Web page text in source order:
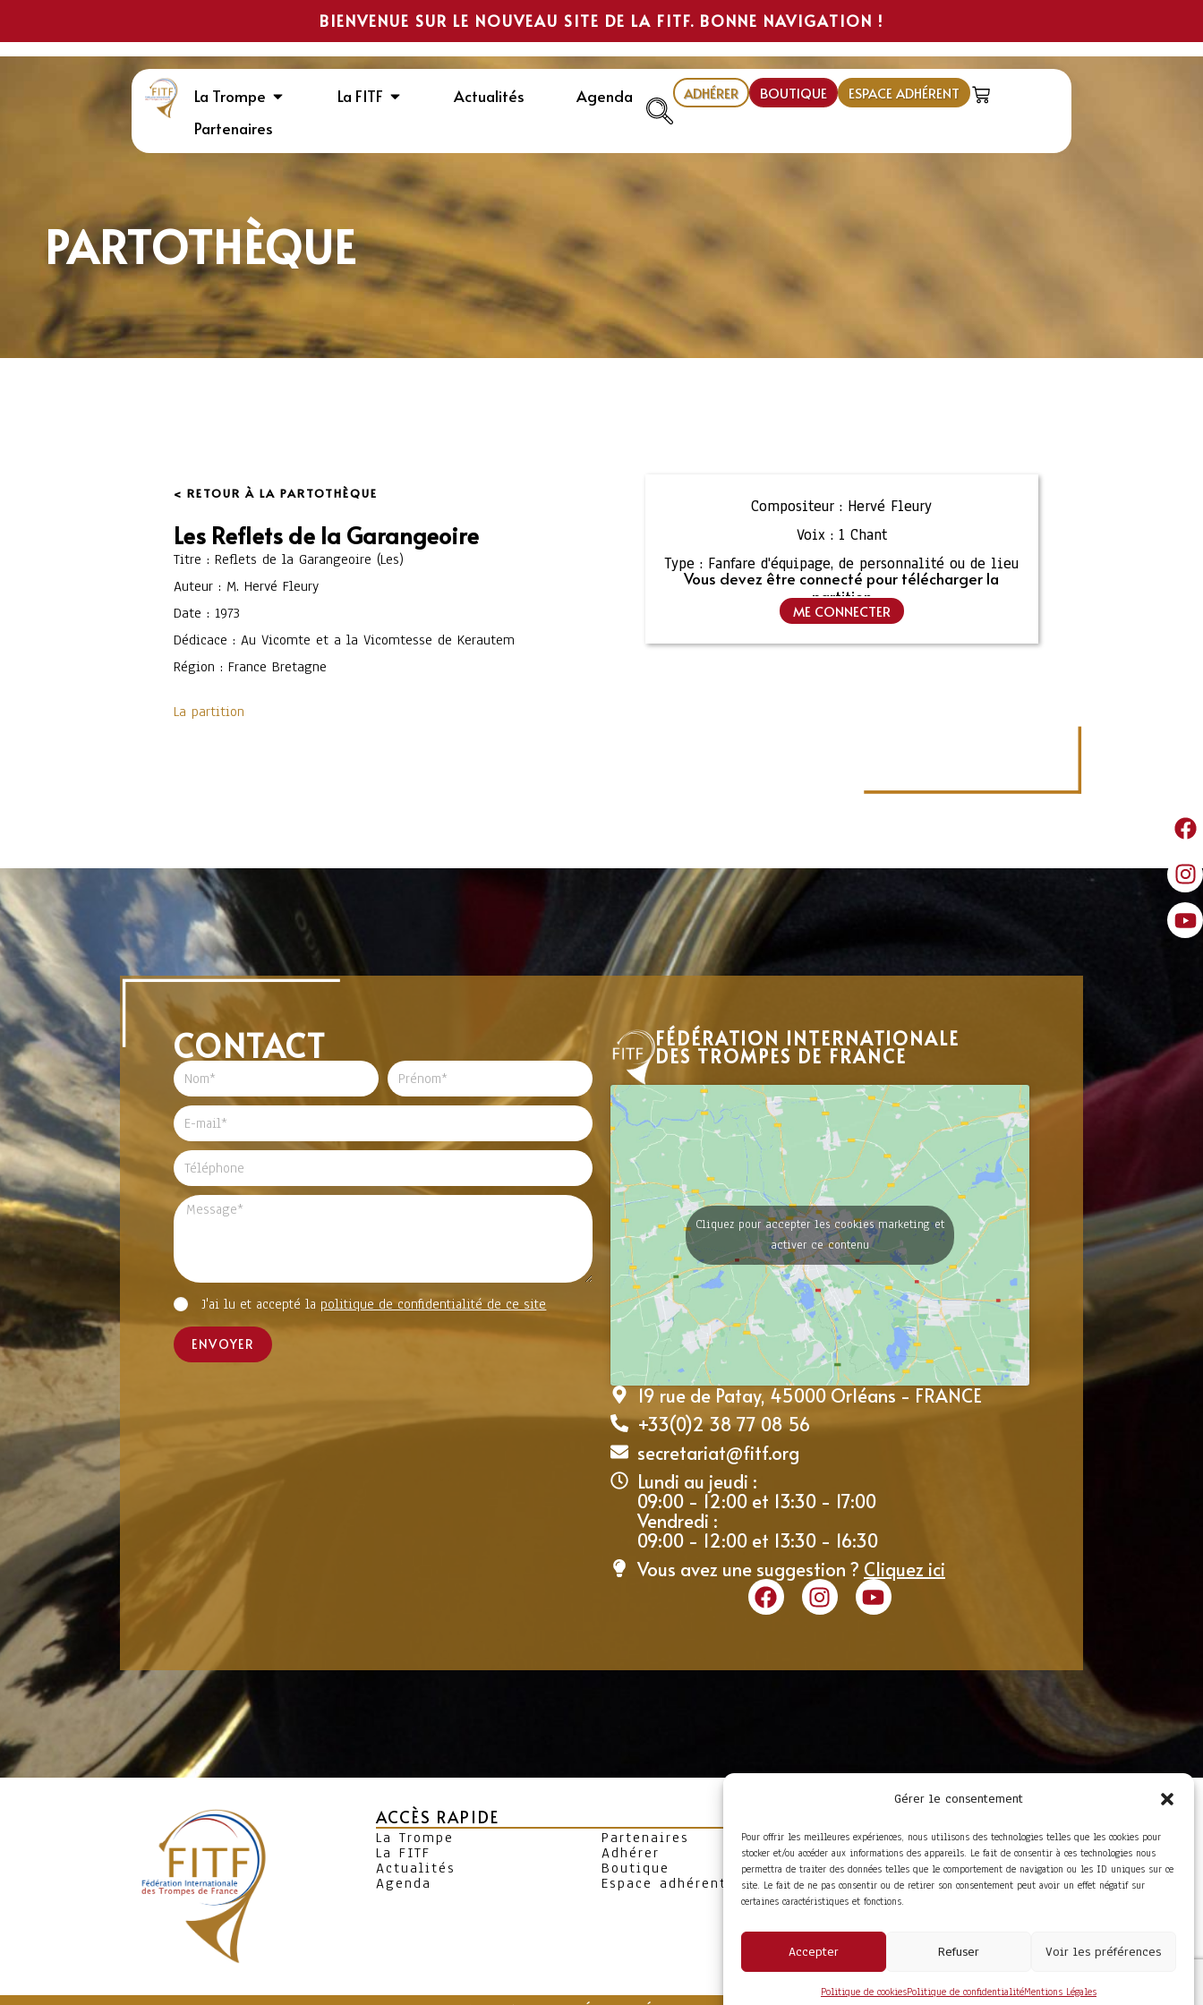
Gérer le consentement
Pour offrir les meilleures expériences, nous utilisons des technologies telles que les cookies pour
stocker et/ou accéder aux informations des appareils. Le fait de consentir à ces technologies nous
permettra de traiter des données telles que le comportement de navigation ou les ID uniques sur ce
site. Le fait de ne pas consentir ou de retirer son consentement peut avoir un effet négatif sur
certaines caractéristiques et fonctions.
Accepter Refuser Voir les préférences
Politique de cookiesPolitique de confidentialitéMentions Légales
BIENVENUE SUR LE NOUVEAU SITE DE LA FITF. BONNE NAVIGATION !
La Trompe La FITF Actualités
Agenda
Partenaires
ADHÉRER BOUTIQUE ESPACE ADHÉRENT
PARTOTHÈQUE
< RETOUR À LA PARTOTHÈQUE
Les Reflets de la Garangeoire
Titre : Reflets de la Garangeoire (Les)
Auteur : M. Hervé Fleury
Date : 1973
Dédicace : Au Vicomte et a la Vicomtesse de Kerautem
Région : France Bretagne
La partition
Compositeur : Hervé Fleury
Voix : 1 Chant
Type : Fanfare d'équipage, de personnalité ou de lieu
Vous devez être connecté pour télécharger la
partition
ME CONNECTER
CONTACT
J'ai lu et accepté la politique de confidentialité de ce site
ENVOYER
FÉDÉRATION INTERNATIONALE
DES TROMPES DE FRANCE
Cliquez pour accepter les cookies marketing et
activer ce contenu
19 rue de Patay, 45000 Orléans - FRANCE
+33(0)2 38 77 08 56
secretariat@fitf.org
Lundi au jeudi :
09:00 - 12:00 et 13:30 - 17:00
Vendredi :
09:00 - 12:00 et 13:30 - 16:30
Vous avez une suggestion ? Cliquez ici
ACCÈS RAPIDE
La Trompe
La FITF
Actualités
Agenda
Partenaires
Adhérer
Boutique
Espace adhérent
Foire aux questions
Conditions Générales de
Vente
Mentions Légales
Politique de